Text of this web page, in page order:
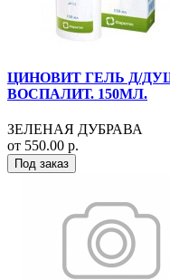
ЦИНОВИТ ГЕЛЬ Д/
ВОСПАЛИТ. 150МЛ.
ЗЕЛЕНАЯ ДУБРАВА
от 550.00 р.
Под заказ